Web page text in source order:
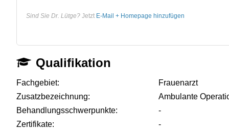
Sind Sie Dr. Lütge? Jetzt E-Mail + Homepage hinzufügen
Qualifikation
Fachgebiet:
Frauenarzt
Zusatzbezeichnung:
Ambulante
Behandlungsschwerpunkte:
-
Zertifikate:
-